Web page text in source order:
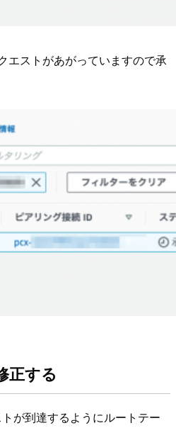
エストがあがっていますので承
正する
が到達するようにルートテー